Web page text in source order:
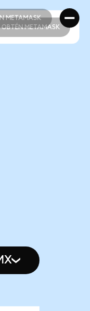
METAMASK
METAMASK
OBTÉN METAMASK